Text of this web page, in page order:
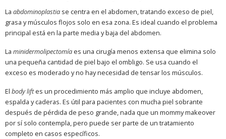
La abdominoplastia se centra en el abdomen, tratando exceso de piel,
grasa y músculos flojos solo en esa zona. Es ideal cuando el problema
principal está en la parte media y baja del abdomen.
La minidermolipectomía es una cirugía menos extensa que elimina solo
una pequeña cantidad de piel bajo el ombligo. Se usa cuando el
exceso es moderado y no hay necesidad de tensar los músculos.
El body liftes un procedimiento más amplio que incluye abdomen,
espalda y caderas. Es útil para pacientes con mucha piel sobrante
después de pérdida de peso grande, nada que un mommy makeover
por sí solo contempla, pero puede ser parte de un tratamiento
completo en casos específicos.